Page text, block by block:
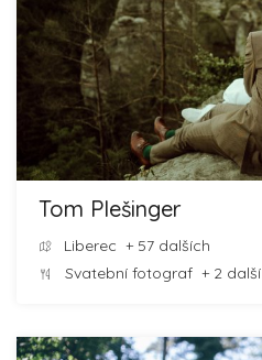
Tom Plešinger
Liberec + 57 dalších
Svatební fotograf + 2 další